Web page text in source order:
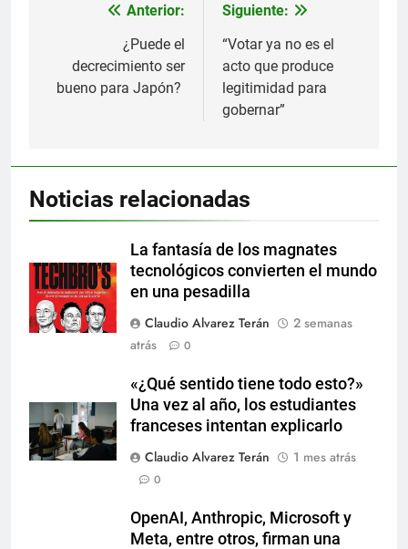
Navegación
entradas
Anterior:
¿Puede el
decrecimiento ser
bueno para Japón?
Siguiente:
“Votar ya no es el
acto que produce
legitimidad para
gobernar”
Noticias relacionadas
La fantasía de los magnates
tecnológicos convierten el mundo
en una pesadilla
Claudio Alvarez Terán
2 semanas
atrás
0
«¿Qué sentido tiene todo esto?»
Una vez al año, los estudiantes
franceses intentan explicarlo
Claudio Alvarez Terán
1 mes atrás
0
OpenAI, Anthropic, Microsoft y
Meta, entre otros, firman una